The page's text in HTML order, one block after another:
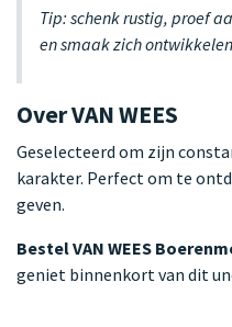
Tip: schenk rustig, proef
en smaak zich
Over VAN WEES
Geselecteerd om zijn
karakter. Perfect om te
geven.
Bestel VAN WEES
geniet binnenkort van dit